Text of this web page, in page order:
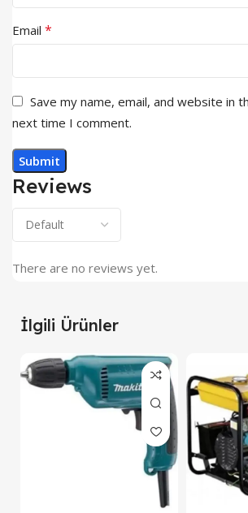
Reviews
There are no reviews yet.
Email *
Save my name, email, and website in
next time I comment.
İlgili Ürünler